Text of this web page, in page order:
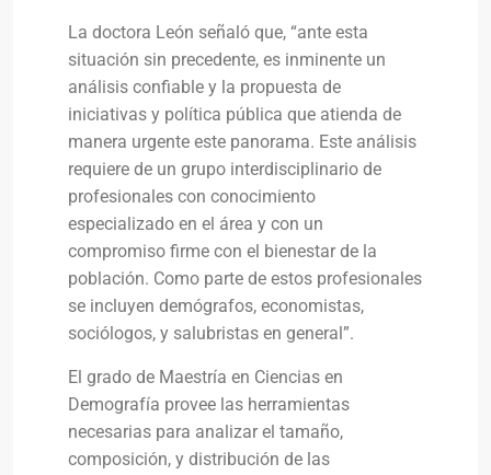
La doctora León señaló que, “ante esta
situación sin precedente, es inminente un
análisis confiable y la propuesta de
iniciativas y política pública que atienda de
manera urgente este panorama. Este análisis
requiere de un grupo interdisciplinario de
profesionales con conocimiento
especializado en el área y con un
compromiso firme con el bienestar de la
población. Como parte de estos profesionales
se incluyen demógrafos, economistas,
sociólogos, y salubristas en general”.
El grado de Maestría en Ciencias en
Demografía provee las herramientas
necesarias para analizar el tamaño,
composición, y distribución de las